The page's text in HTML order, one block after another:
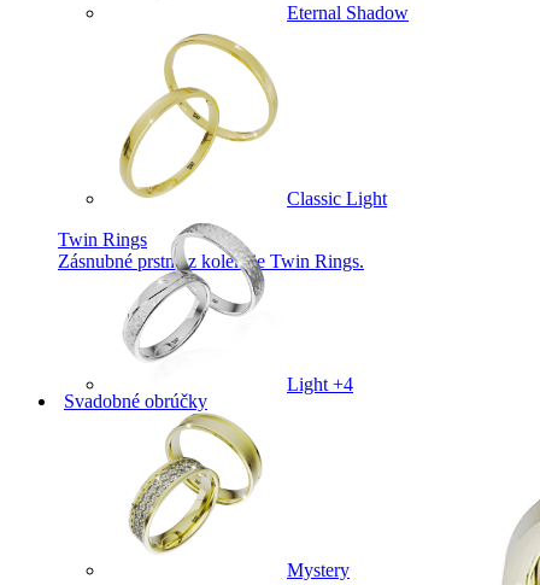
Twin Rings
Zásnubné prstne z kolekcie Twin Rings.
Svadobné obrúčky
Eternal Shadow
Classic Light
Light +4
Mystery